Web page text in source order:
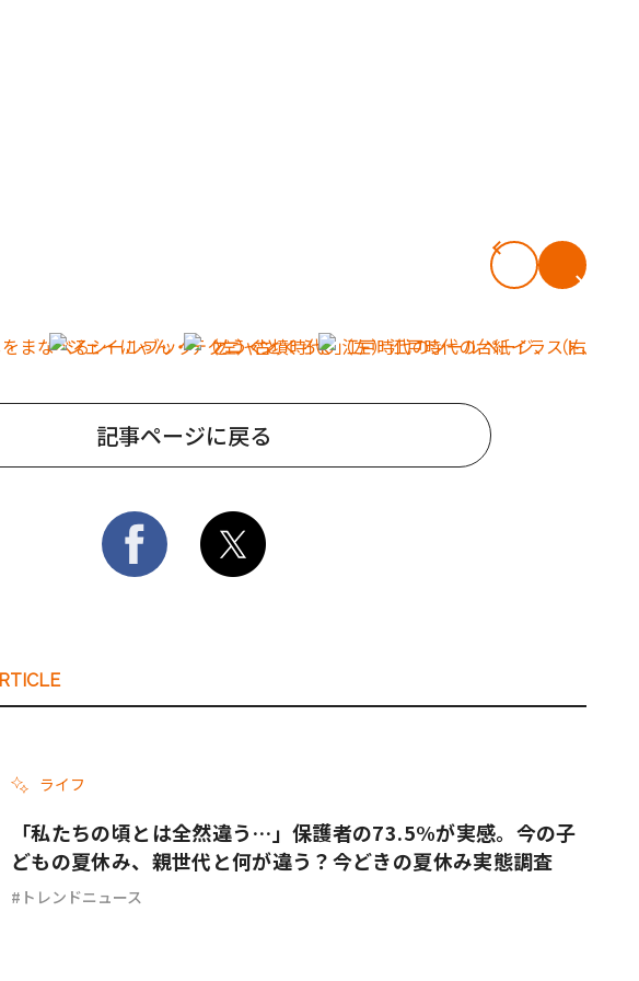
記事ページに戻る
ライフ
「私たちの頃とは全然違う…」保護者の73.5%が実感。今の子
どもの夏休み、親世代と何が違う？今どきの夏休み実態調査
トレンドニュース